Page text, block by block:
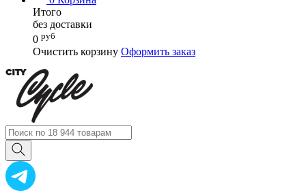
Итого
без доставки
0 руб
Очистить корзину Оформить заказ